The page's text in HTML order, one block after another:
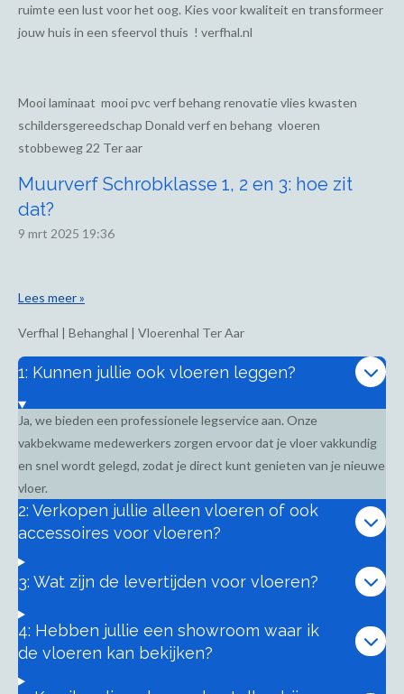
ruimte een lust voor het oog. Kies voor kwaliteit en transformeer
jouw huis in een sfeervol thuis ! verfhal.nl
Mooi laminaat mooi pvc verf behang renovatie vlies kwasten
schildersgereedschap Donald verf en behang vloeren
stobbeweg 22 Ter aar
Muurverf Schrobklasse 1, 2 en 3: hoe zit
dat?
9 mrt 2025 19:36
Lees meer »
Verfhal | Behanghal | Vloerenhal Ter Aar
1: Kunnen jullie ook vloeren leggen?
Ja, we bieden een professionele legservice aan. Onze
vakbekwame medewerkers zorgen ervoor dat je vloer vakkundig
en snel wordt gelegd, zodat je direct kunt genieten van je nieuwe
vloer.
2: Verkopen jullie alleen vloeren of ook
accessoires voor vloeren?
3: Wat zijn de levertijden voor vloeren?
4: Hebben jullie een showroom waar ik
de vloeren kan bekijken?